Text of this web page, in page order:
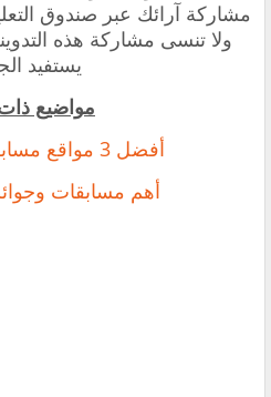
مشاركة آرائك عبر صندوق
ولا تنسى مشاركة هذه
يستفيد
مواضيع
‏أفضل 3 مواقع مسابقات ربح جوائز
أهم مسابقات